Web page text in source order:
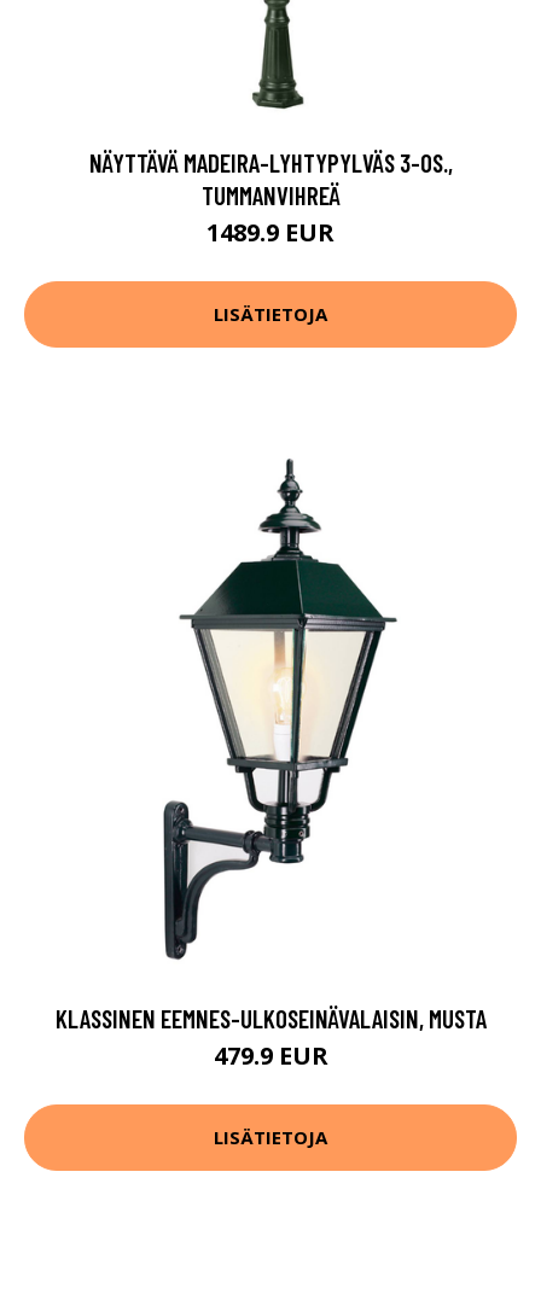
NÄYTTÄVÄ MADEIRA-LYHTYPYLVÄS 3-OS.,
TUMMANVIHREÄ
1489.9 EUR
LISÄTIETOJA
KLASSINEN EEMNES-ULKOSEINÄVALAISIN, MUSTA
479.9 EUR
LISÄTIETOJA